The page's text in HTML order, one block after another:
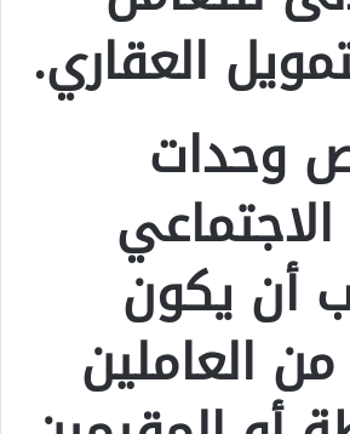
العقاري.
وحدات
أن يكون
العاملين